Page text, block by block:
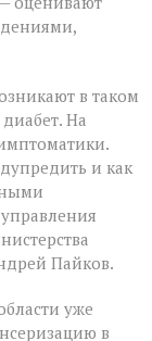
в таком
На
и как
Пайков.
уже
в